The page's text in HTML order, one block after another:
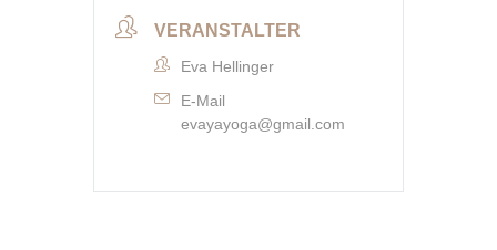
VERANSTALTER
Eva Hellinger
E-Mail
evayayoga@gmail.com